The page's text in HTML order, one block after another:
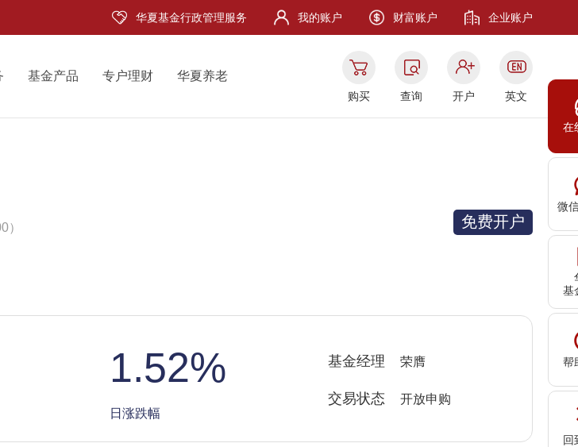
在
微
基
帮
回
华夏基金行政管理服务 我的账户 财富账户 企业账户
基金产品 专户理财 华夏养老
购买 查询 开户 英文
） 免费开户
1.52%
日涨跌幅
基金经理 荣膺
交易状态 开放申购